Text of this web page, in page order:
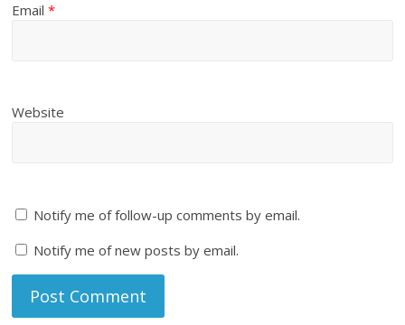
Email*
Website
Notify me of follow-up comments by email.
Notify me of new posts by email.